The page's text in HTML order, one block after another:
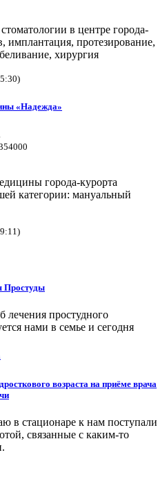
в центре города-
имплантация, протезирование,
хирургия
«Надежда»
города-курорта
категории: мануальный
Простуды
простудного
нами в семье и сегодня
возраста на приёме врача
в стационаре к нам поступали
связанные с каким-то